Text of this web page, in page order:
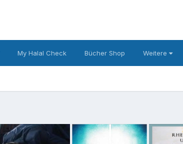
My Halal Check Bücher Shop Weitere